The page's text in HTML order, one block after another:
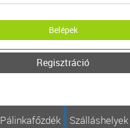
Regisztráció
Pálinkafőzdék Szálláshelyek